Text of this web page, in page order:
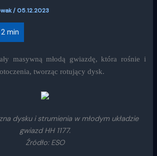
/05.12.2023
masywną młodą gwiazdę, która rośnie i
tworząc rotujący dysk.
dysku i strumienia w młodym układzie
gwiazd HH 1177.
Źródło: ESO